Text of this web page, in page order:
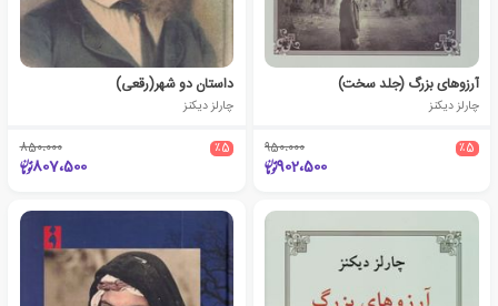
آرزوهای بزرگ (جلد سخت)
چارلز دیکنز
٪5 950،000
902،500
داستان دو شهر(رقعی)
چارلز دیکنز
٪5 850،000
807،500